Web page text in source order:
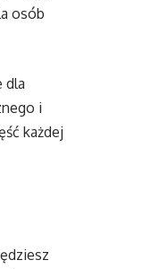
osób
dla
i
każdej